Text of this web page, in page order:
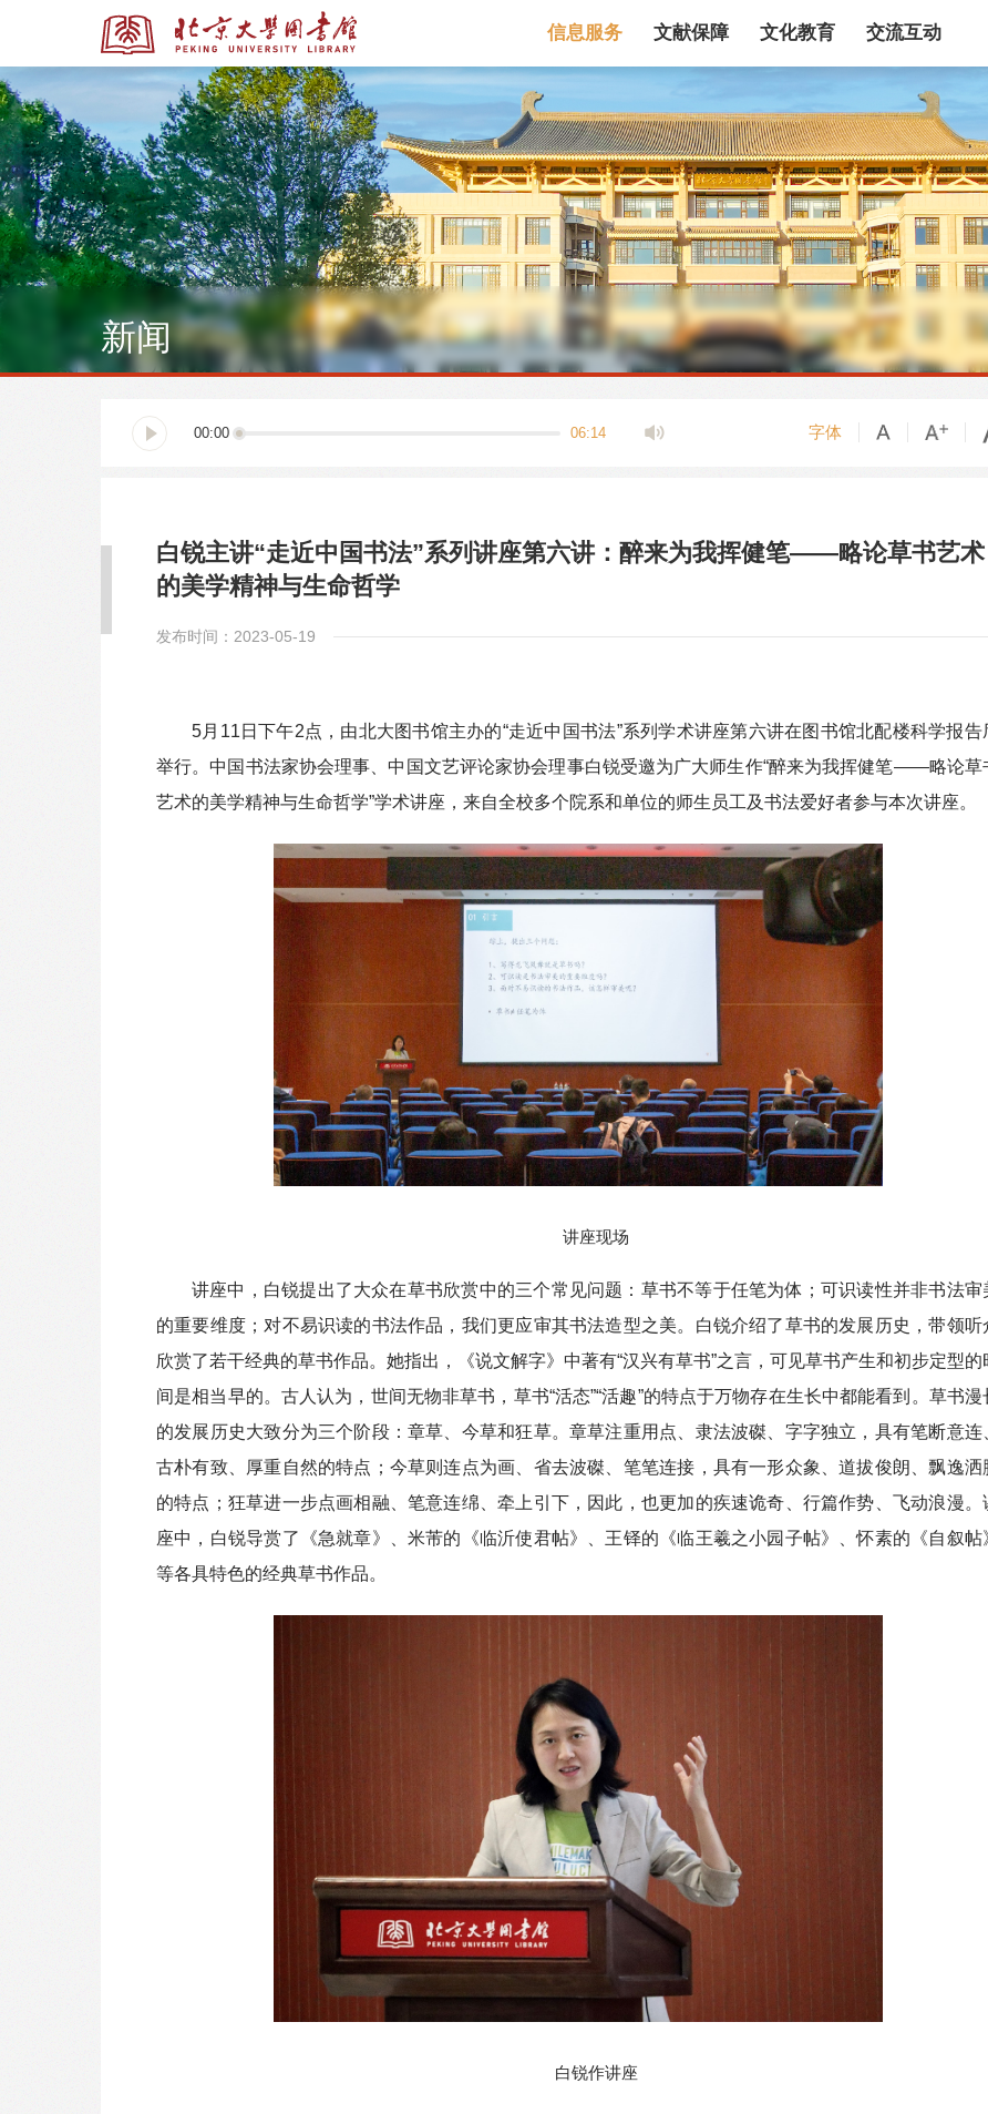
全部资源
全部资源 馆藏目录 论文、书、报告 数据库 电子图书和电子
多媒体资源 机构知识库 馆际互借 新书通报 专利数据
信息服务 文献保障 文化教育 交流互动
新闻
00:00 06:14 字体
白锐主讲“走近中国书法”系列讲座第六讲：醉来为我挥健笔——略论草书艺术
的美学精神与生命哲学
发布时间：2023-05-19
5月11日下午2点，由北大图书馆主办的“走近中国书法”系列学术讲座第六讲在图书馆北配楼科学报告
举行。中国书法家协会理事、中国文艺评论家协会理事白锐受邀为广大师生作“醉来为我挥健笔——略论草
艺术的美学精神与生命哲学”学术讲座，来自全校多个院系和单位的师生员工及书法爱好者参与本次讲座。
讲座现场
讲座中，白锐提出了大众在草书欣赏中的三个常见问题：草书不等于任笔为体；可识读性并非书法审
的重要维度；对不易识读的书法作品，我们更应审其书法造型之美。白锐介绍了草书的发展历史，带领听
欣赏了若干经典的草书作品。她指出，《说文解字》中著有“汉兴有草书”之言，可见草书产生和初步定型的
间是相当早的。古人认为，世间无物非草书，草书“活态”“活趣”的特点于万物存在生长中都能看到。草书漫
的发展历史大致分为三个阶段：章草、今草和狂草。章草注重用点、隶法波磔、字字独立，具有笔断意连
古朴有致、厚重自然的特点；今草则连点为画、省去波磔、笔笔连接，具有一形众象、道拔俊朗、飘逸洒
的特点；狂草进一步点画相融、笔意连绵、牵上引下，因此，也更加的疾速诡奇、行篇作势、飞动浪漫。
座中，白锐导赏了《急就章》、米芾的《临沂使君帖》、王铎的《临王羲之小园子帖》、怀素的《自叙帖
等各具特色的经典草书作品。
白锐作讲座